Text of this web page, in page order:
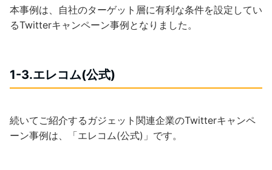
本事例は、自社のターゲット層に有利な条件を設定してい
るTwitterキャンペーン事例となりました。
1-3.エレコム(公式)
続いてご紹介するガジェット関連企業のTwitterキャンペ
ーン事例は、「エレコム(公式)」です。